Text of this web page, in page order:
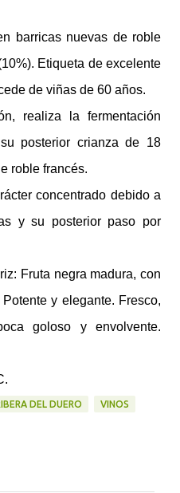
barricas nuevas de roble
Etiqueta de excelente
de viñas de 60 años.
realiza la fermentación
posterior crianza de 18
roble francés.
concentrado debido a
y su posterior paso por
Fruta negra madura, con
y elegante. Fresco,
goloso y envolvente.
DEL DUERO VINOS